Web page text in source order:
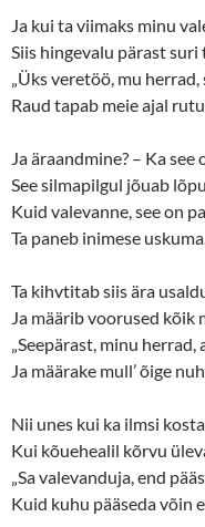
Ja kui ta viimaks minu
Siis hingevalu pärast suri
„Üks veretöö, mu herrad,
Raud tapab meie ajal
Ja äraandmine? – Ka see
See silmapilgul jõuab
Kuid valevanne, see on
Ta paneb inimese
Ta kihvtitab siis ära
Ja määrib voorused kõik
„Seepärast, minu herrad,
Ja määrake mull’ õige
Nii unes kui ka ilmsi
Kui kõuehealil kõrvu
„Sa valevanduja, end
Kuid kuhu pääseda võin